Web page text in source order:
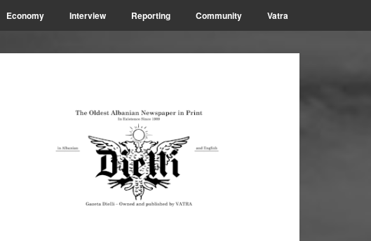
Economy Interview Reporting Community Vatra